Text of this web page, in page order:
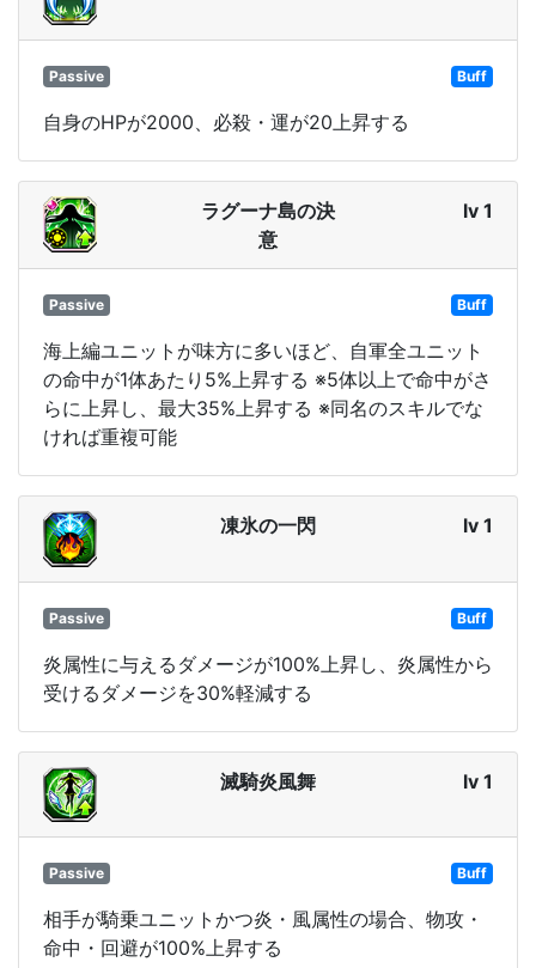
Passive Buff
自身のHPが2000、必殺・運が20上昇する
ラグーナ島の決
意
lv 1
Passive Buff
海上編ユニットが味方に多いほど、自軍全ユニット
の命中が1体あたり5%上昇する ※5体以上で命中がさ
らに上昇し、最大35%上昇する ※同名のスキルでな
ければ重複可能
凍氷の一閃 lv 1
Passive Buff
炎属性に与えるダメージが100%上昇し、炎属性から
受けるダメージを30%軽減する
滅騎炎風舞 lv 1
Passive Buff
相手が騎乗ユニットかつ炎・風属性の場合、物攻・
命中・回避が100%上昇する